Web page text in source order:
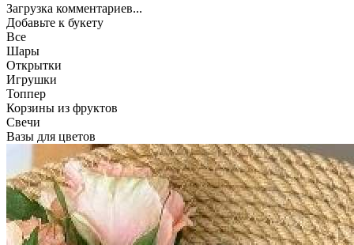
Загрузка комментариев...
Добавьте к букету
Все
Шары
Открытки
Игрушки
Топпер
Корзины из фруктов
Свечи
Вазы для цветов